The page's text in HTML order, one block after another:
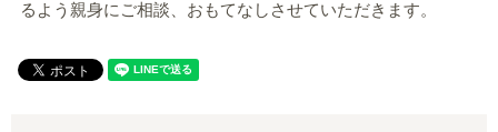
るよう親身にご相談、おもてなしさせていただきます。